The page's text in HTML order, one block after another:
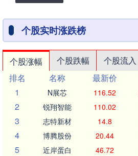
个股实时涨跌榜
个股涨幅 个股跌幅 个股流入
排名
名称 最新价
1
N展芯 116.52
2 锐翔智能 110.02
3 志特新材 14.8
4 博腾股份 20.44
5 近岸蛋白 46.72